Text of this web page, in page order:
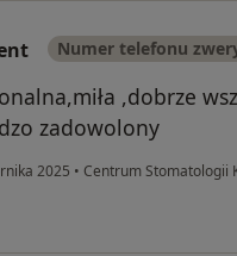
Numer telefonu
,dobrze
zadowolony
2025 • Centrum Stomatologii